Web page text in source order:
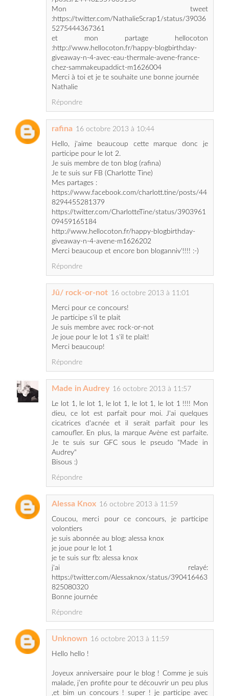
et mon partage hellocoton
:http://www.hellocoton.fr/happy-blogbirthday-
giveaway-n-4-avec-eau-thermale-avene-france-
chez-sammakeupaddict-m1626004
Merci à toi et je te souhaite une bonne journée
Nathalie
Répondre
Hello, j'aime beaucoup cette marque donc je
participe pour le lot 2.
Je suis membre de ton blog (rafina)
Je te suis sur FB (Charlotte Tine)
Mes partages :
https://www.facebook.com/charlott.tine/posts/44
8294455281379
https://twitter.com/CharlotteTine/status/3903961
09459165184
http://www.hellocoton.fr/happy-blogbirthday-
giveaway-n-4-avene-m1626202
Merci beaucoup et encore bon bloganniv'!!!! :-)
Répondre
Merci pour ce concours!
Je participe s'il te plait
Je suis membre avec rock-or-not
Je joue pour le lot 1 s'il te plait!
Merci beaucoup!
Répondre
Le lot 1, le lot 1, le lot 1, le lot 1, le lot 1 !!!! Mon
dieu, ce lot est parfait pour moi. J'ai quelques
cicatrices d'acnée et il serait parfait pour les
camoufler. En plus, la marque Avène est parfaite.
Je te suis sur GFC sous le pseudo "Made in
Audrey"
Bisous :)
Répondre
Coucou, merci pour ce concours, je participe
volontiers
je suis abonnée au blog: alessa knox
je joue pour le lot 1
je te suis sur fb: alessa knox
j'ai relayé:
https://twitter.com/Alessaknox/status/390416463
825080320
Bonne journée
Répondre
Hello hello !
Joyeux anniversaire pour le blog ! Comme je suis
malade, j’en profite pour te découvrir un peu plus
plaisir pour le 1er lot, je connais peu avène mais
un peu de maquillage pour les peaux sensibles ne
serait pas de refus !